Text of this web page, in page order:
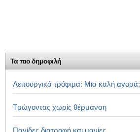
Τα πιο δημοφιλή
Λειτουργικά τρόφιμα: Μια καλή αγορά;
Τρώγοντας χωρίς θέρμανση
Παγίδες διατροφή και μανίες